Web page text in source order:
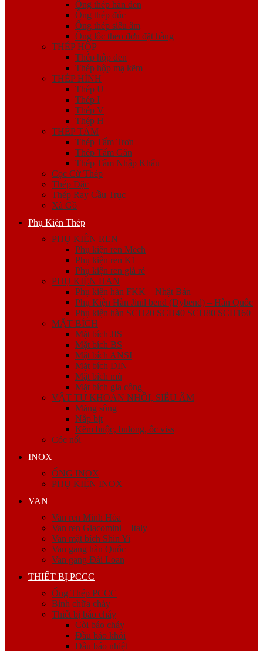
Ống thép hàn đen
Ống thép đúc
Ống thép siêu âm
Ống lốc theo đơn đặt hàng
THÉP HỘP
Thép hộp đen
Thép hộp mạ kẽm
THÉP HÌNH
Thép U
Thép I
Thép V
Thép H
THÉP TẤM
Thép Tấm Trơn
Thép Tấm Gân
Thép Tấm Nhập Khẩu
Cọc Cừ Thép
Thép Đặc
Thép Ray Cầu Trục
Xà Gồ
Phụ Kiện Thép
PHỤ KIỆN REN
Phụ kiện ren Mech
Phụ kiện ren K1
Phụ kiện ren giá rẻ
PHỤ KIỆN HÀN
Phụ kiện hàn FKK – Nhật Bản
Phụ Kiện Hàn Jinil bend (Dybend) – Hàn Quốc
Phụ kiện hàn SCH20 SCH40 SCH80 SCH160
MẶT BÍCH
Mặt bích JIS
Mặt bích BS
Mặt bích ANSI
Mặt bích DIN
Mặt bích mù
Mặt bích gia công
VẬT TƯ KHOAN NHỒI, SIÊU ÂM
Măng sông
Nắp bịt
Kẽm buộc, bulong, ốc viss
Cóc nối
INOX
ỐNG INOX
PHỤ KIỆN INOX
VAN
Van ren Minh Hòa
Van ren Giacomini – Italy
Van mặt bích Shin Yi
Van gang hàn Quốc
Van gang Đài Loan
THIẾT BỊ PCCC
Ống Thép PCCC
Bình chữa cháy
Thiết bị báo cháy
Còi báo cháy
Đầu báo khói
Đầu báo nhiệt